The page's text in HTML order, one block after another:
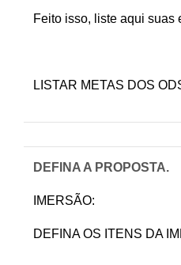
Feito isso, liste aqui suas
LISTAR METAS DOS
DEFINA A PROPOSTA.
IMERSÃO:
DEFINA OS ITENS DA